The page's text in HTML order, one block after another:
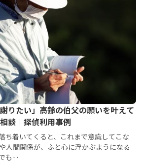
りたい」――高齢の伯父の願いを叶えて
談｜探偵利用事例
ち着いてくると、これまで意識してこな
人間関係が、ふと心に浮かぶようになる
も‥